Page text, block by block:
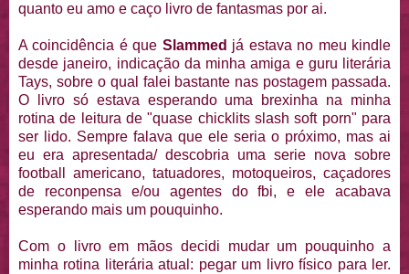
quanto eu amo e caço livro de fantasmas por ai.
A coincidência é que Slammed já estava no meu kindle
desde janeiro, indicação da minha amiga e guru literária
Tays, sobre o qual falei bastante nas postagem passada.
O livro só estava esperando uma brexinha na minha
rotina de leitura de "quase chicklits slash soft porn" para
ser lido. Sempre falava que ele seria o próximo, mas ai
eu era apresentada/ descobria uma serie nova sobre
football americano, tatuadores, motoqueiros, caçadores
de reconpensa e/ou agentes do fbi, e ele acabava
esperando mais um pouquinho.
Com o livro em mãos decidi mudar um pouquinho a
minha rotina literária atual: pegar um livro físico para ler.